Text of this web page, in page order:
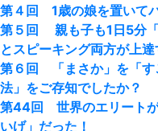
第４回 1歳の娘を置いて
第５回 親も子も1日5分
とスピーキング両方が上
第６回 「まさか」を「す
法」をご存知でしたか？
第44回 世界のエリート
いげ」だった！